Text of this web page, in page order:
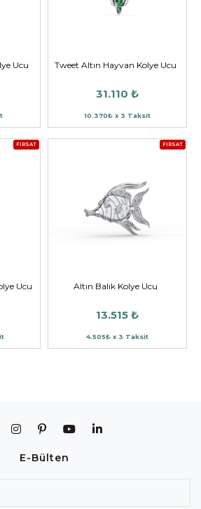
Ucu Tweet Altın Hayvan Kolye Ucu
31.110 ₺
10.370₺ x 3 Taksit
FIRSAT
Ucu
FIRSAT
Altın Balık Kolye Ucu
13.515 ₺
4.505₺ x 3 Taksit
E-Bülten